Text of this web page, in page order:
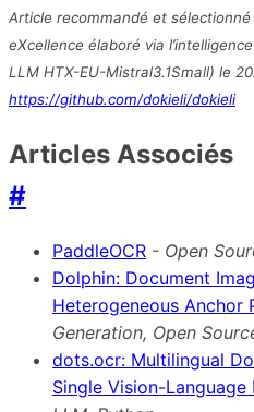
Article recommandé et sélectionné
eXcellence élaboré via
LLM HTX-EU-Mistral3.1Small) le
https://github.com/dokieli/dokieli
Articles Associés
#
PaddleOCR - Open
Dolphin: Document
Heterogeneous Anchor
Generation, Open
dots.ocr: Multilingual
Single Vision-Language